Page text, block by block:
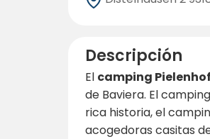
Descripción
El camping
de Baviera. El
rica historia, el
acogedoras casitas